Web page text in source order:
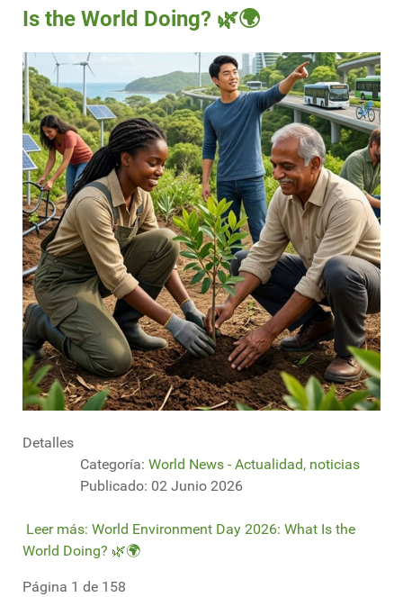
Is the World Doing? 🌿🌍
Detalles
Categoría: World News - Actualidad, noticias
Publicado: 02 Junio 2026
Leer más: World Environment Day 2026: What Is the
World Doing? 🌿🌍
Página 1 de 158